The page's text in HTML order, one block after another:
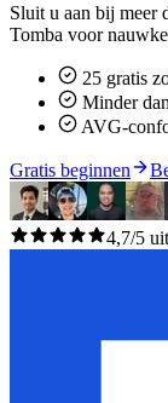
Sluit u aan bij meer
Tomba voor
25 gratis
Minder
AVG-
Gratis beginnen
4,7/5